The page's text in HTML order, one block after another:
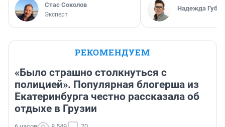
Стас Соколов
Эксперт
Надежда
РЕКОМЕНДУЕМ
«Было страшно столкнуться с
полицией». Популярная блогерша из
Екатеринбурга честно рассказала об
отдыхе в Грузии